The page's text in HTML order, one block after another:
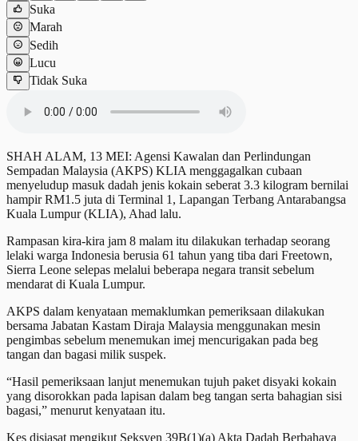
Suka
Marah
Sedih
Lucu
Tidak Suka
SHAH ALAM, 13 MEI: Agensi Kawalan dan Perlindungan
Sempadan Malaysia (AKPS) KLIA menggagalkan cubaan
menyeludup masuk dadah jenis kokain seberat 3.3 kilogram bernilai
hampir RM1.5 juta di Terminal 1, Lapangan Terbang Antarabangsa
Kuala Lumpur (KLIA), Ahad lalu.
Rampasan kira-kira jam 8 malam itu dilakukan terhadap seorang
lelaki warga Indonesia berusia 61 tahun yang tiba dari Freetown,
Sierra Leone selepas melalui beberapa negara transit sebelum
mendarat di Kuala Lumpur.
AKPS dalam kenyataan memaklumkan pemeriksaan dilakukan
bersama Jabatan Kastam Diraja Malaysia menggunakan mesin
pengimbas sebelum menemukan imej mencurigakan pada beg
tangan dan bagasi milik suspek.
“Hasil pemeriksaan lanjut menemukan tujuh paket disyaki kokain
yang disorokkan pada lapisan dalam beg tangan serta bahagian sisi
bagasi,” menurut kenyataan itu.
Kes disiasat mengikut Seksyen 39B(1)(a) Akta Dadah Berbahaya